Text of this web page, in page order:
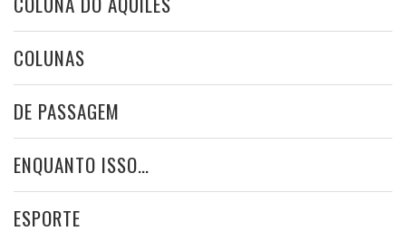
COLUNAS
DE PASSAGEM
ENQUANTO ISSO…
ESPORTE